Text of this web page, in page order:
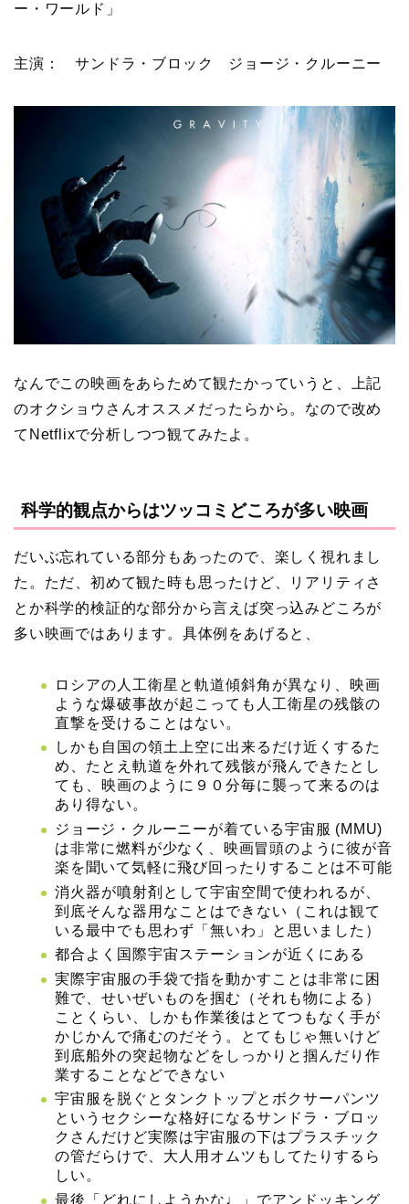
ー・ワールド」
主演： サンドラ・ブロック ジョージ・クルーニー
なんでこの映画をあらためて観たかっていうと、上記
のオクショウさんオススメだったらから。なので改め
てNetflixで分析しつつ観てみたよ。
科学的観点からはツッコミどころが多い映画
だいぶ忘れている部分もあったので、楽しく視れまし
た。ただ、初めて観た時も思ったけど、リアリティさ
とか科学的検証的な部分から言えば突っ込みどころが
多い映画ではあります。具体例をあげると、
ロシアの人工衛星と軌道傾斜角が異なり、映画
ような爆破事故が起こっても人工衛星の残骸の
直撃を受けることはない。
しかも自国の領土上空に出来るだけ近くするた
め、たとえ軌道を外れて残骸が飛んできたとし
ても、映画のように９０分毎に襲って来るのは
あり得ない。
ジョージ・クルーニーが着ている宇宙服 (MMU)
は非常に燃料が少なく、映画冒頭のように彼が音
楽を聞いて気軽に飛び回ったりすることは不可能
消火器が噴射剤として宇宙空間で使われるが、
到底そんな器用なことはできない（これは観て
いる最中でも思わず「無いわ」と思いました）
都合よく国際宇宙ステーションが近くにある
実際宇宙服の手袋で指を動かすことは非常に困
難で、せいぜいものを掴む（それも物による）
ことくらい、しかも作業後はとてつもなく手が
かじかんで痛むのだそう。とてもじゃ無いけど
到底船外の突起物などをしっかりと掴んだり作
業することなどできない
宇宙服を脱ぐとタンクトップとボクサーパンツ
というセクシーな格好になるサンドラ・ブロッ
クさんだけど実際は宇宙服の下はプラスチック
の管だらけで、大人用オムツもしてたりするら
しい。
最後「どれにしようかな♩」でアンドッキング